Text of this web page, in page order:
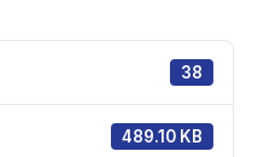
38
489.10 KB